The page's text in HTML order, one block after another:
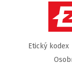
Etický kodex